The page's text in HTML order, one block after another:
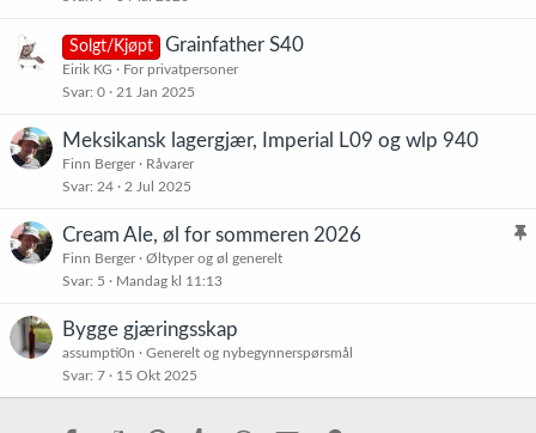
Solgt/Kjøpt Grainfather S40
Eirik KG
For privatpersoner
Svar 0 21 Jan 2025
Meksikansk lagergjær, Imperial L09 og wlp 940
Finn Berger
Råvarer
Svar 24 2 Jul 2025
K
Cream Ale, øl for sommeren 2026
Finn Berger
Øltyper og øl generelt
Svar 5 Mandag kl 11:13
Bygge gjæringsskap
assumpti0n
Generelt og nybegynnerspørsmål
Svar 7 15 Okt 2025